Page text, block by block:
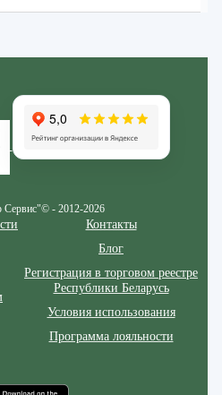
- 2012-2026
Контакты
Блог
Регистрация в торговом реестре
Республики Беларусь
Условия использования
Программа лояльности